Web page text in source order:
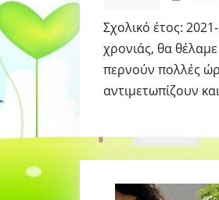
Σχολικό έτος:
χρονιάς, θα
περνούν πολλές
αντιμετωπίζουν